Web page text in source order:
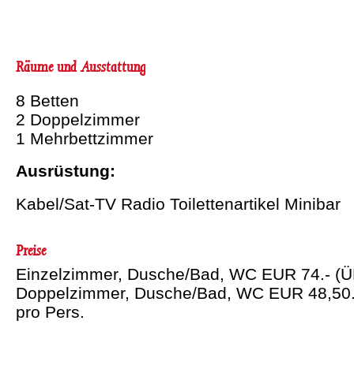
Räume und Ausstattung
8 Betten
2 Doppelzimmer
1 Mehrbettzimmer
Ausrüstung:
Kabel/Sat-TV Radio Toilettenartikel Minibar
Preise
Einzelzimmer, Dusche/Bad, WC EUR 74.-
Doppelzimmer, Dusche/Bad, WC EUR
pro Pers.